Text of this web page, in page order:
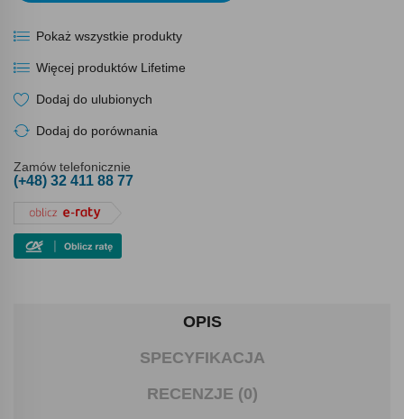
Pokaż wszystkie produkty
Więcej produktów Lifetime
Dodaj do ulubionych
Dodaj do porównania
Zamów telefonicznie
(+48) 32 411 88 77
OPIS
SPECYFIKACJA
RECENZJE (0)